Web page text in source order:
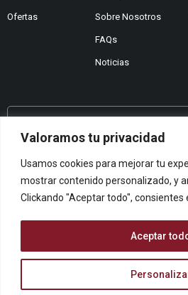
Valoramos tu privacidad
Usamos cookies para mejorar tu
mostrar contenido personalizado, y
Clickando "Aceptar todo", consientes
Aceptar
Ofertas Sobre Nosotros
FAQs
Noticias
¿No encuentras lo que
¿Te podemos ayudar?
Centro De Ayuda
Queremos saber tu
© ARCOPAPEL 2006 S.L. | Todos